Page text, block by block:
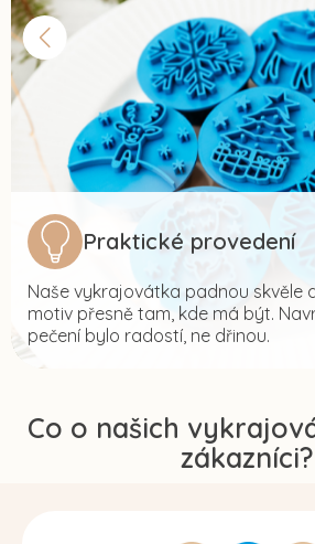
Praktické provedení
Naše vykrajovátka padnou skvěle
motiv přesně tam, kde má být.
pečení bylo radostí, ne dřinou.
Co o našich
zákazníci?